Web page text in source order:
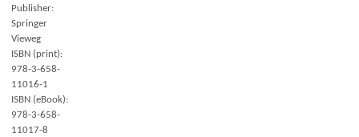
Publisher:
Springer
Vieweg
ISBN (print):
978-3-658-
11016-1
ISBN (eBook):
978-3-658-
11017-8